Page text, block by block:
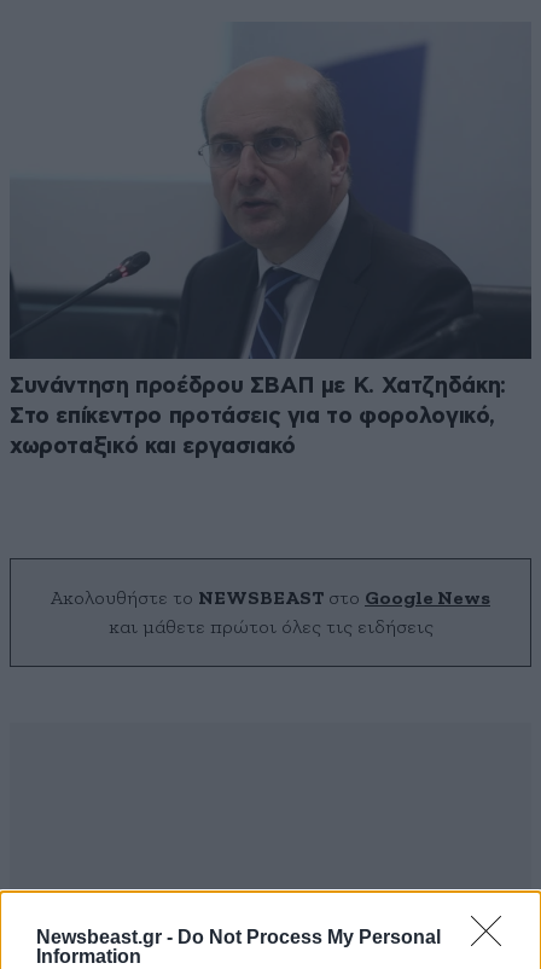
Newsbeast.gr - Do Not Process My Personal
Information
Συνάντηση προέδρου ΣΒΑΠ με Κ. Χατζηδάκη:
Στο επίκεντρο προτάσεις για το φορολογικό,
χωροταξικό και εργασιακό
Ακολουθήστε το NEWSBEAST στο Google News
και μάθετε πρώτοι όλες τις ειδήσεις